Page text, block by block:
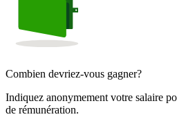
Combien devriez-vous gagner?
Indiquez anonymement votre salaire
de rémunération.